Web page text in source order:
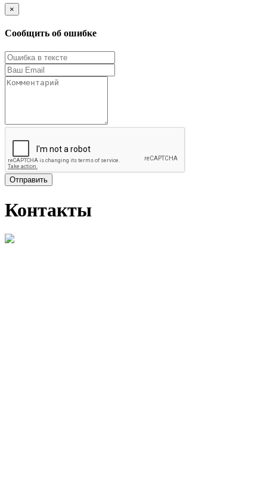
×
Сообщить об ошибке
Отправить
Контакты